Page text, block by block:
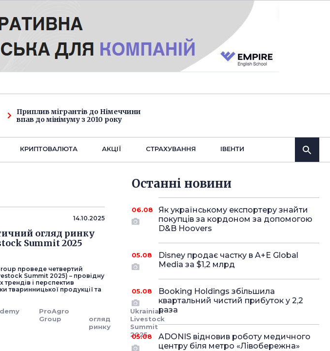
Приплив мігрантів до Німеччини
впав до мінімуму з 2010 року
КРИПТОВАЛЮТА АКЦІЇ СТРАХУВАННЯ IВЕНТИ
14.10.2025
огляд ринку
Summit 2025
проведе четвертий
Summit 2025) – провідну
і перспектив
тваринницької продукції та
ProAgro
Group
огляд
ринку
Ukrainian
Livestock
Summit
2025
Останнi новини
06.08
Як українському експортеру знайти
покупців за кордоном за допомогою
D&B Hoovers
05.08
Disney продає частку в A+E Global
Media за $1,2 млрд
05.08
Booking Holdings збільшила
квартальний чистий прибуток у 2,2
раза
05.08
ADONIS відновив роботу медичного
центру біля метро «Лівобережна»